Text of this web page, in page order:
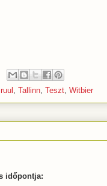
, Tallinn, Teszt, Witbier
időpontja: